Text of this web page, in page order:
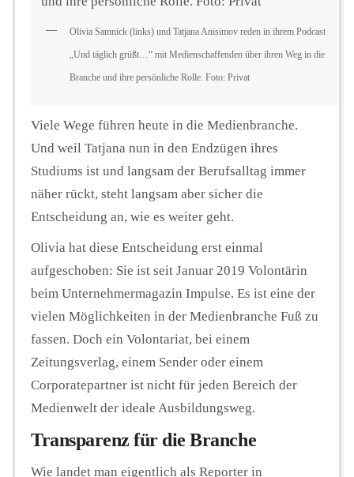
Olivia Samnick (links) und Tatjana Anisimov reden in ihrem Podcast
„Und täglich grüßt…“ mit Medienschaffenden über ihren Weg in die
Branche und ihre persönliche Rolle. Foto: Privat
Viele Wege führen heute in die Medienbranche.
Und weil Tatjana nun in den Endzügen ihres
Studiums ist und langsam der Berufsalltag immer
näher rückt, steht langsam aber sicher die
Entscheidung an, wie es weiter geht.
Olivia hat diese Entscheidung erst einmal
aufgeschoben: Sie ist seit Januar 2019 Volontärin
beim Unternehmermagazin Impulse. Es ist eine der
vielen Möglichkeiten in der Medienbranche Fuß zu
fassen. Doch ein Volontariat, bei einem
Zeitungsverlag, einem Sender oder einem
Corporatepartner ist nicht für jeden Bereich der
Medienwelt der ideale Ausbildungsweg.
Transparenz für die Branche
Wie landet man eigentlich als Reporter in